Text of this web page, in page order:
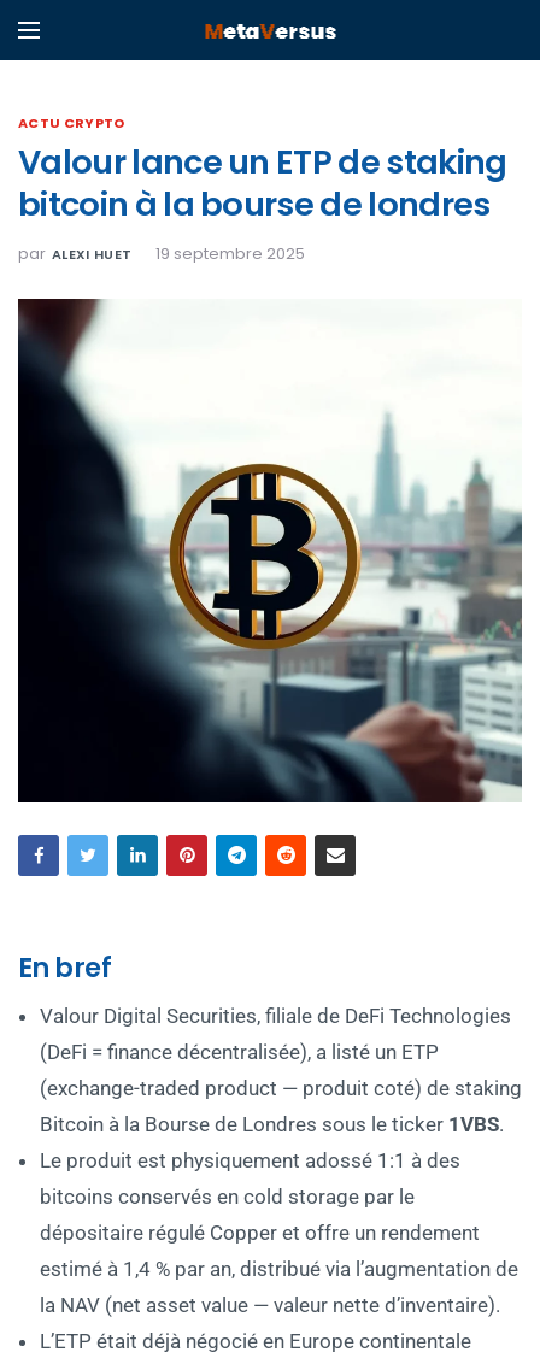
ACTU CRYPTO
Valour lance un ETP de staking
bitcoin à la bourse de londres
par ALEXI HUET 19 septembre 2025
En bref
Valour Digital Securities, filiale de DeFi Technologies
(DeFi = finance décentralisée), a listé un ETP
(exchange-traded product — produit coté) de staking
Bitcoin à la Bourse de Londres sous le ticker 1VBS.
Le produit est physiquement adossé 1:1 à des
bitcoins conservés en cold storage par le
dépositaire régulé Copper et offre un rendement
estimé à 1,4 % par an, distribué via l’augmentation de
la NAV (net asset value — valeur nette d’inventaire).
L’ETP était déjà négocié en Europe continentale